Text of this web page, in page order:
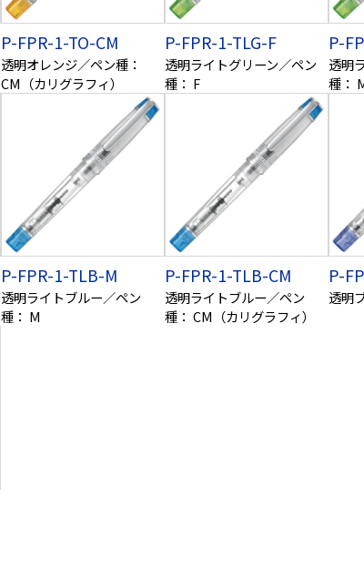
P-FPR-1-TO-CM
透明オレンジ／ペン種：
CM（カリグラフィ）
P-FPR-1-TLG-F
透明ライトグリーン／ペン
種： F
P-
透明
種：
P-FPR-1-TLB-M
透明ライトブルー／ペン
種： M
P-FPR-1-TLB-CM
透明ライトブルー／ペン
種： CM（カリグラフィ）
P-
透明